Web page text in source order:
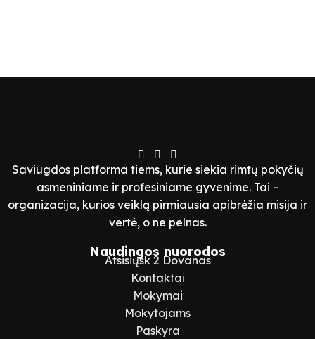
Saviugdos platforma tiems, kurie siekia rimtų pokyčių
asmeniniame ir profesiniame gyvenime. Tai –
organizacija, kurios veiklą pirmiausia apibrėžia misija ir
vertė, o ne pelnas.
Naudingos nuorodos
Atsisiųsk 2 Dovanas
Kontaktai
Mokymai
Mokytojams
Paskyra